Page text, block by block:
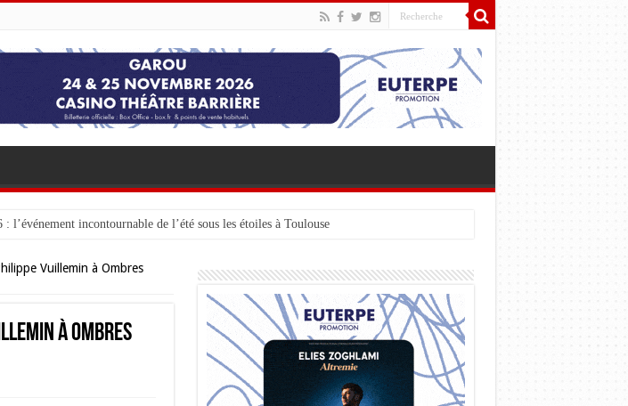
l’événement incontournable de l’été sous les étoiles à Toulouse
Vuillemin à Ombres
à Ombres